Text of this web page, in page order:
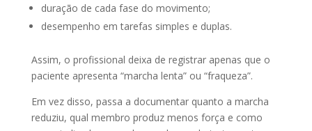
duração de cada fase do movimento;
desempenho em tarefas simples e duplas.
Assim, o profissional deixa de registrar apenas que o
paciente apresenta “marcha lenta” ou “fraqueza”.
Em vez disso, passa a documentar quanto a marcha
reduziu, qual membro produz menos força e como